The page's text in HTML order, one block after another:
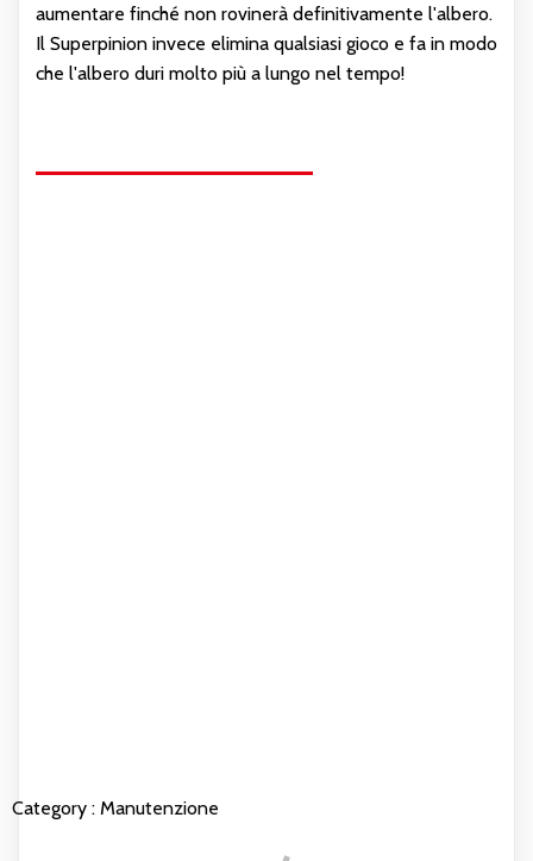
aumentare finché non rovinerà definitivamente l'albero.
Il Superpinion invece elimina qualsiasi gioco e fa in modo
che l'albero duri molto più a lungo nel tempo!
Category : Manutenzione